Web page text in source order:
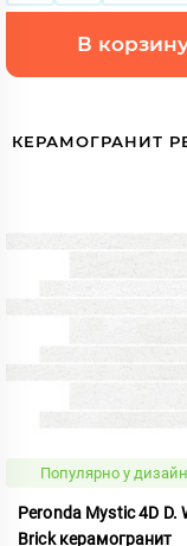
В
КЕРАМОГРАНИТ
Популярно у
Peronda Mystic 4D D.
Brick керамогранит